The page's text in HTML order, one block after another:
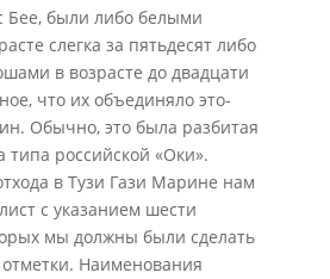
Бее, были либо белыми
слегка за пятьдесят либо
в возрасте до двадцати
что их объединяло это-
Обычно, это была разбитая
российской «Оки».
в Тузи Гази Марине нам
с указанием шести
мы должны были сделать
Наименования